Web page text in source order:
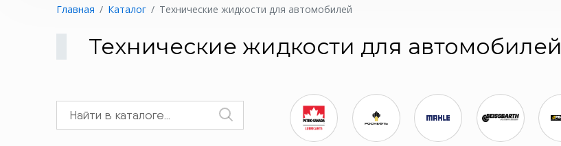
Главная Каталог Технические жидкости для автомобилей
Технические жидкости для автомобилей